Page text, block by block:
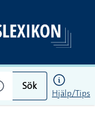
Sök
Hjälp/Tips